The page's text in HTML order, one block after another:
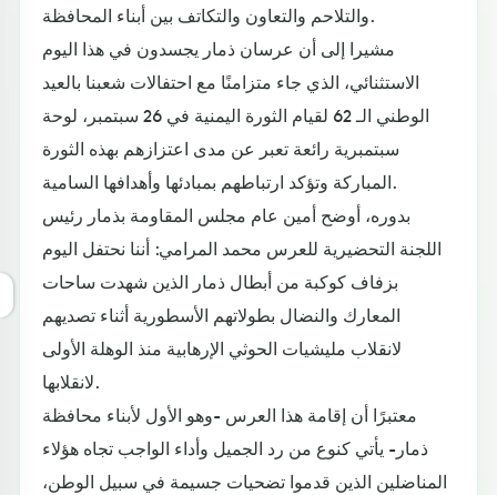
والتلاحم والتعاون والتكاتف بين أبناء المحافظة.
مشيرا إلى أن عرسان ذمار يجسدون في هذا اليوم
الاستثنائي، الذي جاء متزامنًا مع احتفالات شعبنا بالعيد
الوطني الـ 62 لقيام الثورة اليمنية في 26 سبتمبر، لوحة
سبتمبرية رائعة تعبر عن مدى اعتزازهم بهذه الثورة
المباركة وتؤكد ارتباطهم بمبادئها وأهدافها السامية.
بدوره، أوضح أمين عام مجلس المقاومة بذمار رئيس
اللجنة التحضيرية للعرس محمد المرامي: أننا نحتفل اليوم
بزفاف كوكبة من أبطال ذمار الذين شهدت ساحات
المعارك والنضال بطولاتهم الأسطورية أثناء تصديهم
لانقلاب مليشيات الحوثي الإرهابية منذ الوهلة الأولى
لانقلابها.
معتبرًا أن إقامة هذا العرس -وهو الأول لأبناء محافظة
ذمار- يأتي كنوع من رد الجميل وأداء الواجب تجاه هؤلاء
المناضلين الذين قدموا تضحيات جسيمة في سبيل الوطن،